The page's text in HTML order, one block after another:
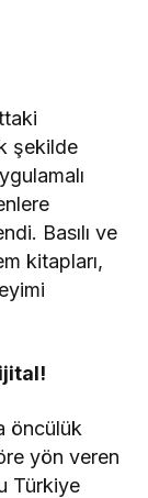
şekilde
Basılı ve
kitapları,
öncülük
yön veren
Türkiye